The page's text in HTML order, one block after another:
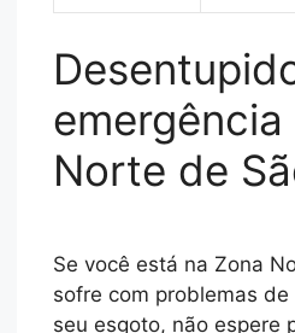
emergência
Norte de
Se você está na Zona
sofre com problemas
seu esgoto, não espere